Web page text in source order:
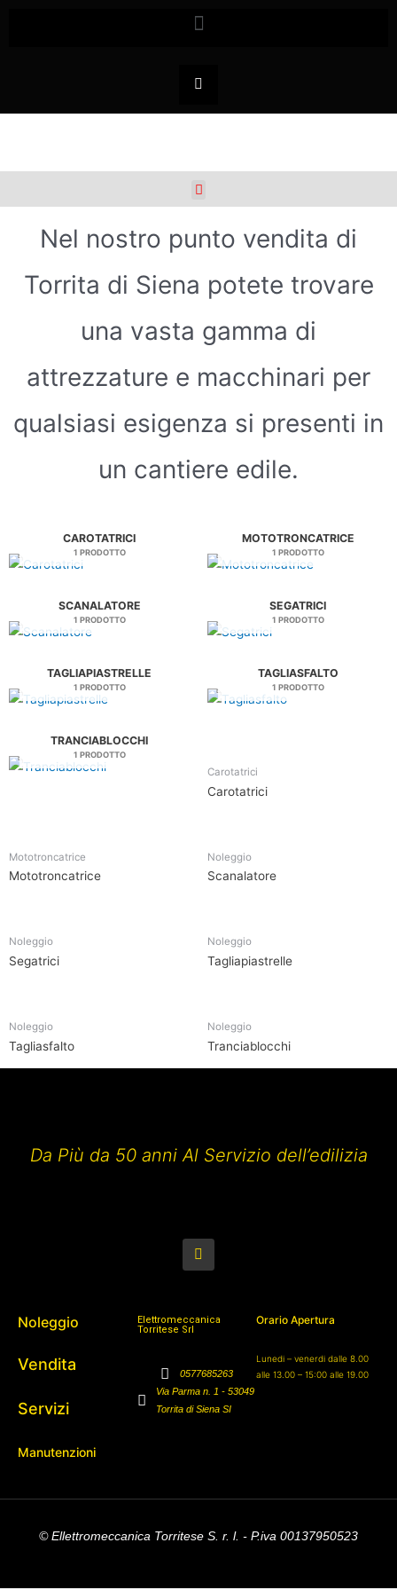
Nel nostro punto vendita di
Torrita di Siena potete trovare
una vasta gamma di
attrezzature e macchinari per
qualsiasi esigenza si presenti in
un cantiere edile.
CAROTATRICI
1 PRODOTTO
MOTOTRONCATRICE
1 PRODOTTO
SCANALATORE
1 PRODOTTO
SEGATRICI
1 PRODOTTO
TAGLIAPIASTRELLE
1 PRODOTTO
TAGLIASFALTO
1 PRODOTTO
TRANCIABLOCCHI
1 PRODOTTO
Carotatrici
Carotatrici
Mototroncatrice
Mototroncatrice
Noleggio
Scanalatore
Noleggio
Segatrici
Noleggio
Tagliapiastrelle
Noleggio
Tagliasfalto
Noleggio
Tranciablocchi
Da Più da 50 anni Al Servizio dell’edilizia
Noleggio
Vendita
Servizi
Manutenzioni
Elettromeccanica
Torritese Srl
0577685263
Via Parma n. 1 - 53049
Torrita di Siena SI
Orario Apertura
Lunedi – venerdi dalle 8.00
alle 13.00 – 15:00 alle 19.00
© Ellettromeccanica Torritese S. r. l. - P.iva 00137950523